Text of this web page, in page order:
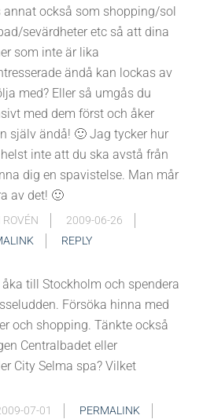
annat också som shopping/sol
sevärdheter etc så att dina
som inte är lika
ändå kan lockas av
med? Eller så umgås du
med dem först och åker
själv ändå! 🙂 Jag tycker hur
inte att du ska avstå från
dig en spavistelse. Man mår
av det! 🙂
ROVÉN
2009-06-26
REPLY
till Stockholm och spendera
Försöka hinna med
och shopping. Tänkte också
Centralbadet eller
City Selma spa? Vilket
07-01 PERMALINK